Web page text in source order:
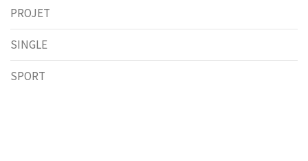
PROJET
SINGLE
SPORT